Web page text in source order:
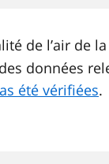
de l’air de la
données
été vérifiées.